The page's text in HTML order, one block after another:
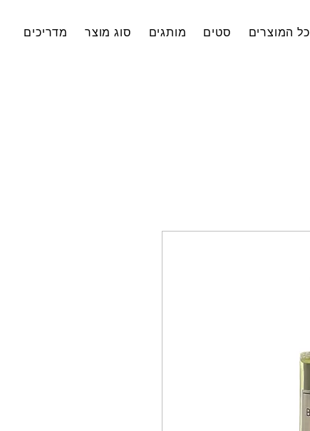
כל המוצרים סטים מותגים סוג מוצר מדריכים